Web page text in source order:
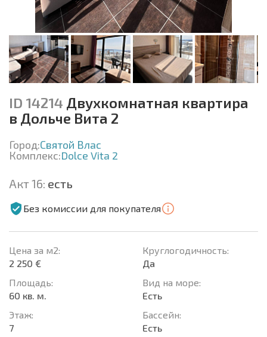
ID 14214 Двухкомнатная квартира
в Дольче Вита 2
Город:Святой Влас
Комплекс:Dolce Vita 2
Акт 16: есть
Без комиссии для покупателя
Цена за м2:
2 250 €
Площадь:
60 кв. м.
Этаж:
7
Круглогодичность:
Да
Вид на море:
Есть
Басcейн:
Есть